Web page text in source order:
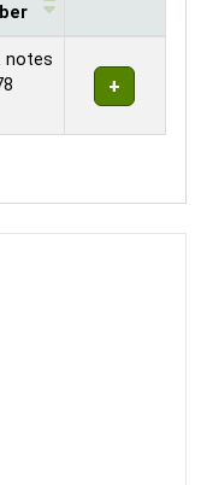
notes